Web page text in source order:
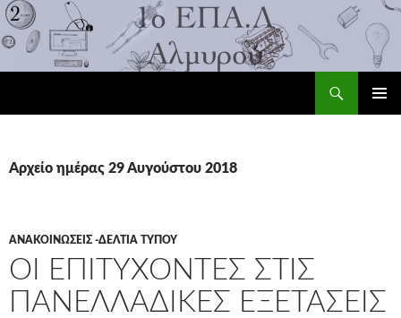
Αρχείο ημέρας 29 Αυγούστου 2018
ΑΝΑΚΟΙΝΏΣΕΙΣ -ΔΕΛΤΊΑ ΤΎΠΟΥ
ΟΙ ΕΠΙΤΥΧΌΝΤΕΣ ΣΤΙΣ
ΠΑΝΕΛΛΑΔΙΚΈΣ ΕΞΕΤΆΣΕΙΣ